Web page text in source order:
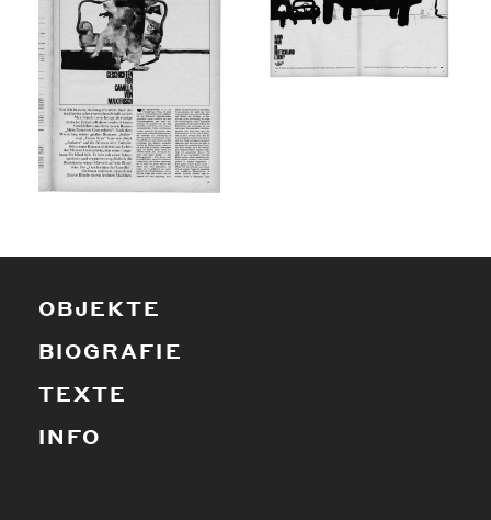
OBJEKTE
BIOGRAFIE
TEXTE
INFO